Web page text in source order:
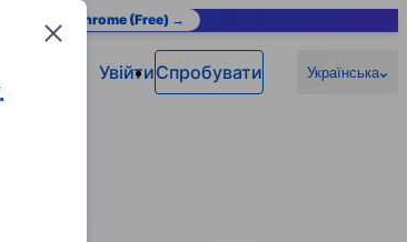
Add to Chrome (Free) →
УвійтиСпробувати Українська
Close